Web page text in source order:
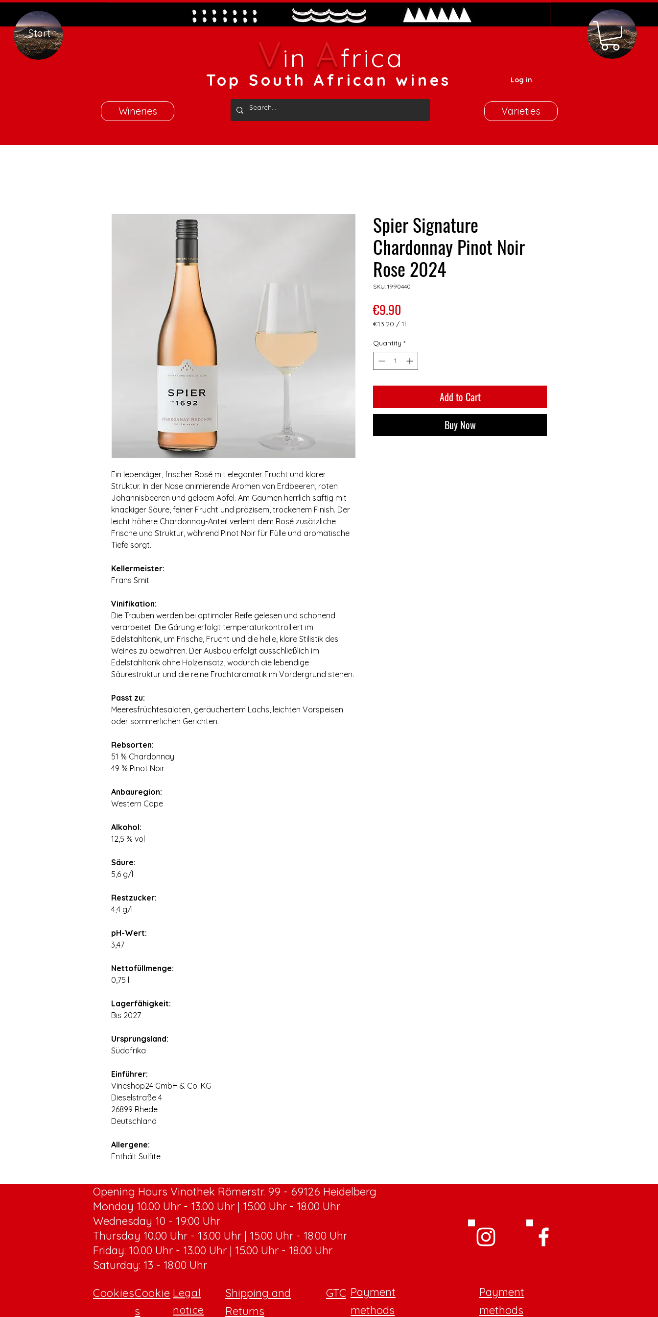
Start
Wineries
Vin Africa
Top South African wines Log in
Varieties
Ein lebendiger, frischer Rosé mit eleganter Frucht und klarer
Struktur. In der Nase animierende Aromen von Erdbeeren, roten
Johannisbeeren und gelbem Apfel. Am Gaumen herrlich saftig mit
knackiger Säure, feiner Frucht und präzisem, trockenem Finish. Der
leicht höhere Chardonnay-Anteil verleiht dem Rosé zusätzliche
Frische und Struktur, während Pinot Noir für Fülle und aromatische
Tiefe sorgt.
Kellermeister:
Frans Smit
Vinifikation:
Die Trauben werden bei optimaler Reife gelesen und schonend
verarbeitet. Die Gärung erfolgt temperaturkontrolliert im
Edelstahltank, um Frische, Frucht und die helle, klare Stilistik des
Weines zu bewahren. Der Ausbau erfolgt ausschließlich im
Edelstahltank ohne Holzeinsatz, wodurch die lebendige
Säurestruktur und die reine Fruchtaromatik im Vordergrund stehen.
Passt zu:
Meeresfrüchtesalaten, geräuchertem Lachs, leichten Vorspeisen
oder sommerlichen Gerichten.
Rebsorten:
51 % Chardonnay
49 % Pinot Noir
Anbauregion:
Western Cape
Alkohol:
12,5 % vol
Säure:
5,6 g/l
Restzucker:
4,4 g/l
pH-Wert:
3,47
Nettofüllmenge:
0,75 l
Lagerfähigkeit:
Bis 2027
Ursprungsland:
Südafrika
Einführer:
Vineshop24 GmbH & Co. KG
Dieselstraße 4
26899 Rhede
Deutschland
Allergene:
Enthält Sulfite
Spier Signature
Chardonnay Pinot Noir
Rose 2024
SKU: 1990440
€9.90
€13.20 / 1l
per
1
Liter
Quantity *
Add to Cart
Buy Now
Opening Hours Vinothek Römerstr. 99 - 69126 Heidelberg
Monday 10.00 Uhr - 13.00 Uhr | 15.00 Uhr - 18.00 Uhr
Wednesday 10 - 19:00 Uhr
Thursday 10.00 Uhr - 13.00 Uhr | 15.00 Uhr - 18.00 Uhr
Friday: 10.00 Uhr - 13.00 Uhr | 15.00 Uhr - 18.00 Uhr
Saturday: 13 - 18:00 Uhr
CookiesCookie
s
Legal
notice
Shipping and
Returns
GTC Payment
methods
Payment
methods